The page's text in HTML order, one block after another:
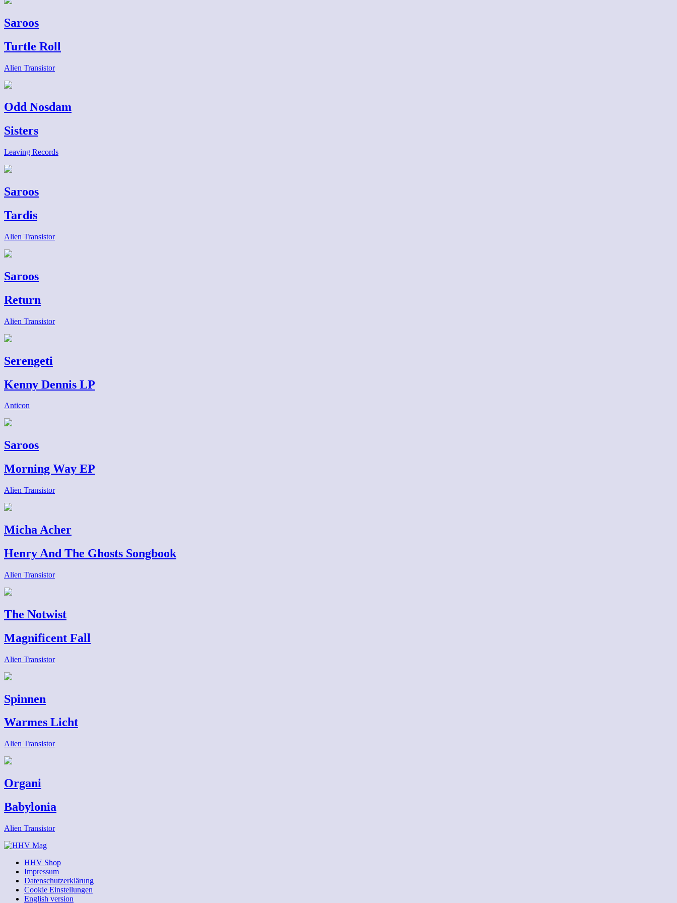
Saroos
Turtle Roll
Alien Transistor
Odd Nosdam
Sisters
Leaving Records
Saroos
Tardis
Alien Transistor
Saroos
Return
Alien Transistor
Serengeti
Kenny Dennis LP
Anticon
Saroos
Morning Way EP
Alien Transistor
Micha Acher
Henry And The Ghosts Songbook
Alien Transistor
The Notwist
Magnificent Fall
Alien Transistor
Spinnen
Warmes Licht
Alien Transistor
Organi
Babylonia
Alien Transistor
HHV Shop
Impressum
Datenschutzerklärung
Cookie Einstellungen
English version